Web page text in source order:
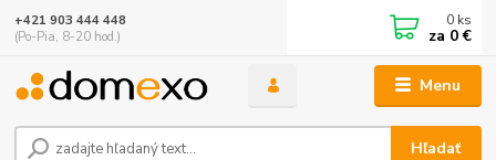
Menu
Hľadať
+421 903 444 448
(Po-Pia, 8-20 hod.)
0 ks
za 0 €